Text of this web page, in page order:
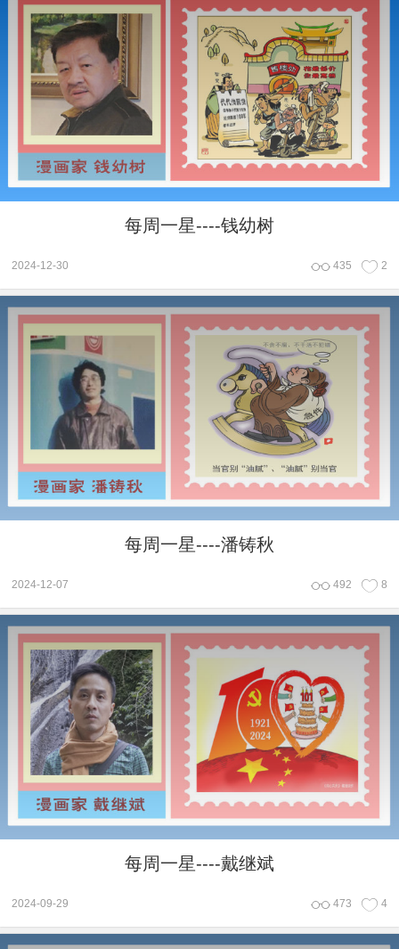
每周一星----钱幼树
2024-12-30 435 2
每周一星----潘铸秋
2024-12-07 492 8
每周一星----戴继斌
2024-09-29 473 4